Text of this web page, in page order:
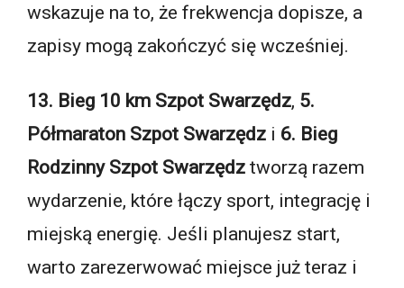
wskazuje na to, że frekwencja dopisze, a
zapisy mogą zakończyć się wcześniej.
13. Bieg 10 km Szpot Swarzędz, 5.
Półmaraton Szpot Swarzędz i 6. Bieg
Rodzinny Szpot Swarzędz tworzą razem
wydarzenie, które łączy sport, integrację i
miejską energię. Jeśli planujesz start,
warto zarezerwować miejsce już teraz i